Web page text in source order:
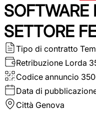
SOFTWARE
SETTORE
Tipo di contratto
Retribuzione Lorda
Codice annuncio
Data di
Città Genova